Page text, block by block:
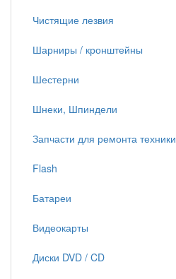
Чистящие лезвия
Шарниры / кронштейны
Шестерни
Шнеки, Шпиндели
Запчасти для ремонта техники
Flash
Батареи
Видеокарты
Диски DVD / CD